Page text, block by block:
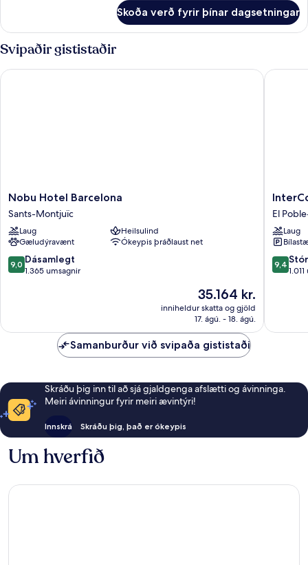
Twin
Skoða verð fyrir þínar dagsetningar
Svipaðir gististaðir
Nobu
Hotel
Barcelona
Sants-
Montjuïc
Nobu Hotel Barcelona
Sants-Montjuïc
Laug
Heilsulind
Gæludýravænt
Ókeypis þráðlaust net
9.0
af
9,0 Dásamlegt
1.365 umsagnir
Verðið
er
35.164 kr.
35.164 kr.
inniheldur skatta og gjöld
17. ágú. - 18. ágú.
Nobu Hotel Barcelona
by
IHG
El
Poble-
sec
El
Laug
9.4
af
9,4
Samanburður við svipaða gististaði
Skráðu þig inn til að sjá gjaldgenga afslætti og ávinninga.
Meiri ávinningur fyrir meiri ævintýri!
Innskrá Skráðu þig, það er ókeypis
Um hverfið